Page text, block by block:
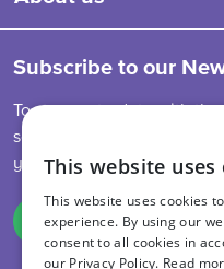
Subscribe to our
To stay up-to-date with
sector developments,
you are always informed.
Sign up
This website uses
This website uses cookies
experience. By using our
consent to all cookies in
our Privacy Policy. Read